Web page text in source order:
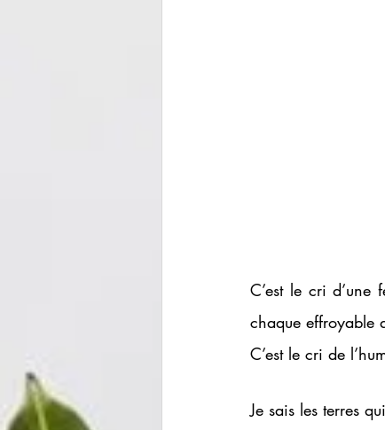
C’est le cri d’une
chaque effroyable
C’est le cri de
Je sais les terres